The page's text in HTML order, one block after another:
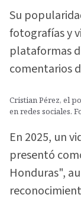
Su
fotografías y
plataformas
comentarios
Cristian Pérez, el
en redes sociales.
En 2025, un
presentó
Honduras",